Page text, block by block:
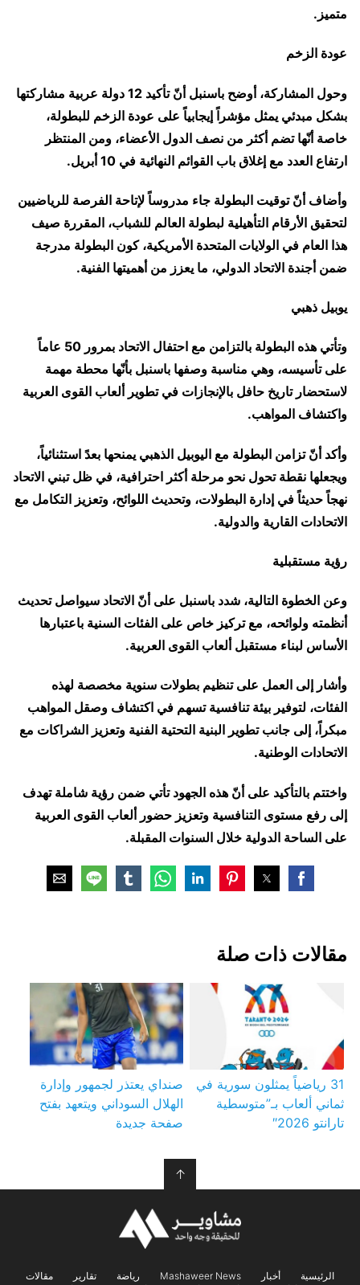
متميز.
عودة الزخم
وحول المشاركة، أوضح باسنبل أنّ تأكيد 12 دولة عربية مشاركتها
بشكل مبدئي يمثل مؤشراً إيجابياً على عودة الزخم للبطولة،
خاصة أنّها تضم أكثر من نصف الدول الأعضاء، ومن المنتظر
ارتفاع العدد مع إغلاق باب القوائم النهائية في 10 أبريل.
وأضاف أنّ توقيت البطولة جاء مدروساً لإتاحة الفرصة للرياضيين
لتحقيق الأرقام التأهيلية لبطولة العالم للشباب، المقررة صيف
هذا العام في الولايات المتحدة الأمريكية، كون البطولة مدرجة
ضمن أجندة الاتحاد الدولي، ما يعزز من أهميتها الفنية.
يوبيل ذهبي
وتأتي هذه البطولة بالتزامن مع احتفال الاتحاد بمرور 50 عاماً
على تأسيسه، وهي مناسبة وصفها باسنبل بأنّها محطة مهمة
لاستحضار تاريخ حافل بالإنجازات في تطوير ألعاب القوى العربية
واكتشاف المواهب.
وأكد أنّ تزامن البطولة مع اليوبيل الذهبي يمنحها بعدً استثنائياً،
ويجعلها نقطة تحول نحو مرحلة أكثر احترافية، في ظل تبني الاتحاد
نهجاً حديثاً في إدارة البطولات، وتحديث اللوائح، وتعزيز التكامل مع
الاتحادات القارية والدولية.
رؤية مستقبلية
وعن الخطوة التالية، شدد باسنبل على أنّ الاتحاد سيواصل تحديث
أنظمته ولوائحه، مع تركيز خاص على الفئات السنية باعتبارها
الأساس لبناء مستقبل ألعاب القوى العربية.
وأشار إلى العمل على تنظيم بطولات سنوية مخصصة لهذه
الفئات، لتوفير بيئة تنافسية تسهم في اكتشاف وصقل المواهب
مبكراً، إلى جانب تطوير البنية التحتية الفنية وتعزيز الشراكات مع
الاتحادات الوطنية.
واختتم بالتأكيد على أنّ هذه الجهود تأتي ضمن رؤية شاملة تهدف
إلى رفع مستوى التنافسية وتعزيز حضور ألعاب القوى العربية
على الساحة الدولية خلال السنوات المقبلة.
مقالات ذات صلة
31 رياضياً يمثلون سورية في
ثماني ألعاب بـ”متوسطية
تارانتو 2026″
صنداي يعتذر لجمهور وإدارة
الهلال السوداني ويتعهد بفتح
صفحة جديدة
↑
الرئيسية أخبار Mashaweer News رياضة تقارير
مقالات